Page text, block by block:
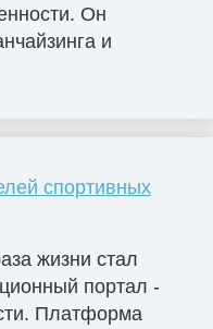
Он
и
спортивных
жизни стал
портал -
Платформа